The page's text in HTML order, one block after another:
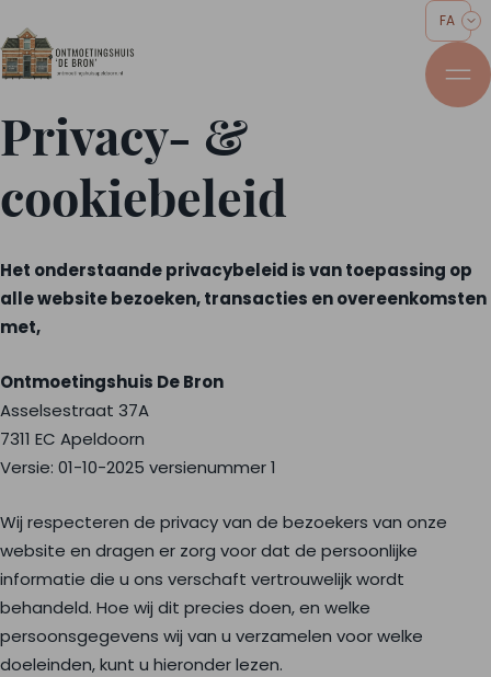
FA
Privacy- &
cookiebeleid
Het onderstaande privacybeleid is van toepassing op
alle website bezoeken, transacties en overeenkomsten
met,
Ontmoetingshuis De Bron
Asselsestraat 37A
7311 EC Apeldoorn
Versie: 01-10-2025 versienummer 1
Wij respecteren de privacy van de bezoekers van onze
website en dragen er zorg voor dat de persoonlijke
informatie die u ons verschaft vertrouwelijk wordt
behandeld. Hoe wij dit precies doen, en welke
persoonsgegevens wij van u verzamelen voor welke
doeleinden, kunt u hieronder lezen.